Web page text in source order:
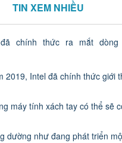
TIN XEM NHIỀU
chính thức ra mắt dòng
2019, Intel đã chính thức giới
máy tính xách tay có thể sẽ
dường như đang phát triển